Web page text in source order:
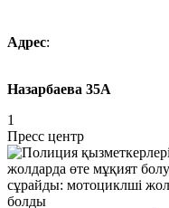
Адрес
Назарбаева 35А
1
Пресс центр